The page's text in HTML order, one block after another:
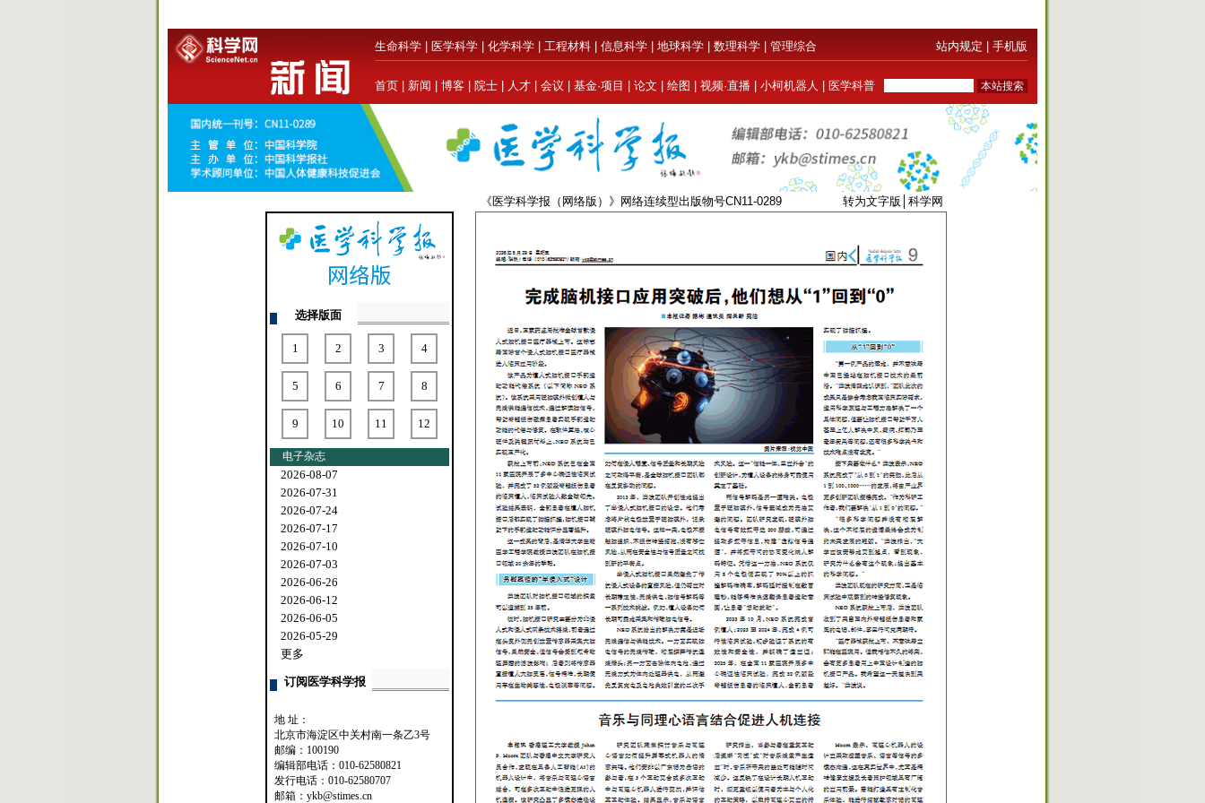
生命科学 医学科学 化学科学 工程材料 信息科学 地球科学 数理科学 管理综合 站内规定 手机版
首页 新闻 博客 院士 人才 会议 基金·项目 论文 绘图 视频·直播 小柯机器人 医学科普
《医学科学报（网络版）》网络连续型出版物号CN11-0289 转为文字版 科学网
选择版面
1 2 3 4
5 6 7 8
9 10 11 12
电子杂志
2026-08-07
2026-07-31
2026-07-24
2026-07-17
2026-07-10
2026-07-03
2026-06-26
2026-06-12
2026-06-05
2026-05-29
更多
订阅医学科学报
地 址：
北京市海淀区中关村南一条乙3号
邮编：100190
编辑部电话：010-62580821
发行电话：010-62580707
邮箱：ykb@stimes.cn